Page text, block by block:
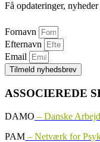
Få opdateringer,
Fornavn
Efternavn
Email
Tilmeld nyhedsbrev
ASSOCIEREDE
DAMO – Danske
PAM – Netværk for